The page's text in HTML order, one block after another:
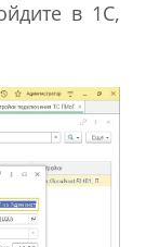
в 1С,